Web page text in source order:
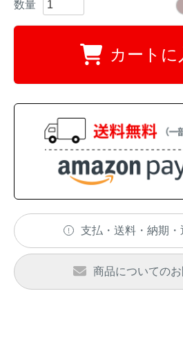
カートに
支払・送料・納期・
商品についての
動物の種類から対策商
イノシシ対策
アライグマ対策
サル対策
クマ対策
ハクビシン対策